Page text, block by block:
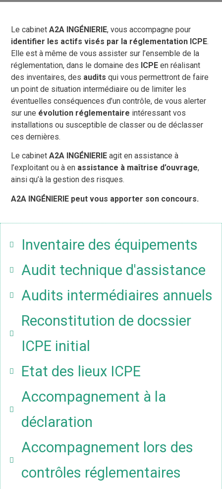
Le cabinetA2A INGÉNIERIE, vous accompagne pour
identifier les actifs visés par la réglementation ICPE.
Elle est à même de vous assister sur l’ensemble de la
réglementation, dans le domaine des ICPE en réalisant
des inventaires, des audits qui vous permettront de faire
un point de situation intermédiaire ou de limiter les
éventuelles conséquences d’un contrôle, de vous alerter
sur une évolution réglementaire intéressant vos
installations ou susceptible de classer ou de déclasser
ces dernières.
Le cabinetA2A INGÉNIERIE agit en assistance à
l’exploitant ou à en assistance à maîtrise d’ouvrage,
ainsi qu’à la gestion des risques.
A2A INGÉNIERIE peut vous apporter son concours.
Inventaire des équipements
Audit technique d'assistance
Audits intermédiaires annuels
Reconstitution de docssier
ICPE initial
Etat des lieux ICPE
Accompagnement à la
déclaration
Accompagnement lors des
contrôles réglementaires